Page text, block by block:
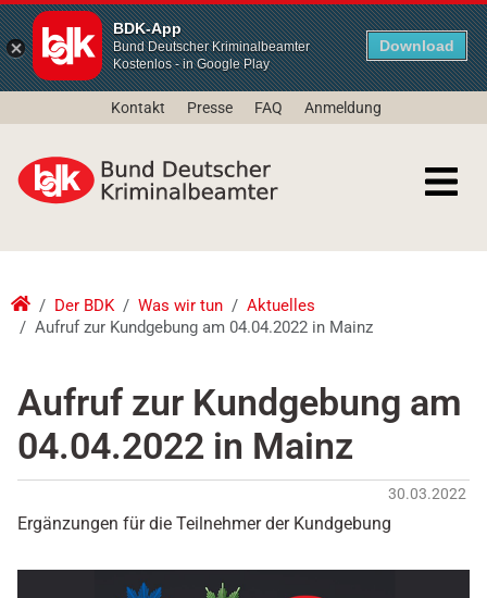
BDK-App
Bund Deutscher Kriminalbeamter
Kostenlos - in Google Play
Download
Kontakt Presse FAQ Anmeldung
Der BDK Was wir tun
Aktuelles
Aufruf zur Kundgebung am 04.04.2022 in Mainz
Aufruf zur Kundgebung am
04.04.2022 in Mainz
30.03.2022
Ergänzungen für die Teilnehmer der Kundgebung